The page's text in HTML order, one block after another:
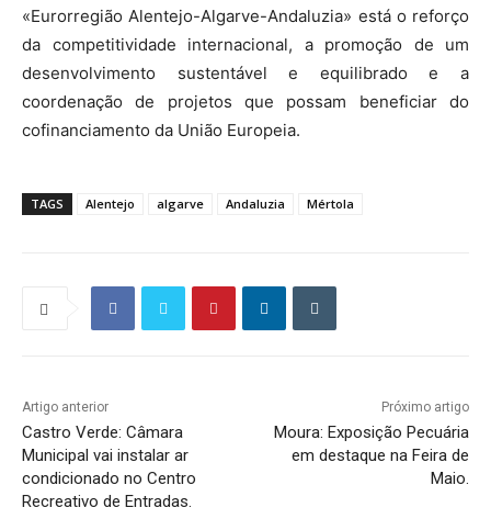
«Eurorregião Alentejo-Algarve-Andaluzia» está o reforço
da competitividade internacional, a promoção de um
desenvolvimento sustentável e equilibrado e a
coordenação de projetos que possam beneficiar do
cofinanciamento da União Europeia.
TAGS Alentejo algarve Andaluzia Mértola
Artigo anterior
Castro Verde: Câmara
Municipal vai instalar ar
condicionado no Centro
Recreativo de Entradas.
Próximo artigo
Moura: Exposição Pecuária
em destaque na Feira de
Maio.